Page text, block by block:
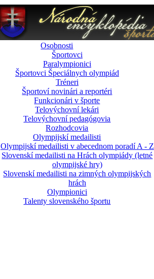
Osobnosti
Športovci
Paralympionici
Športovci Špeciálnych olympiád
Tréneri
Športoví novinári a reportéri
Funkcionári v športe
Telovýchovní lekári
Telovýchovní pedagógovia
Rozhodcovia
Olympijskí medailisti
Olympijskí medailisti v abecednom poradí A - Z
Slovenskí medailisti na Hrách olympiády (letné
olympijské hry)
Slovenskí medailisti na zimných olympijských
hrách
Olympionici
Talenty slovenského športu